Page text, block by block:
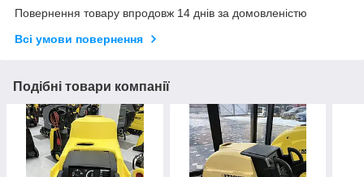
Повернення товару впродовж 14 днів за домовленістю
Всі умови повернення
Подібні товари компанії